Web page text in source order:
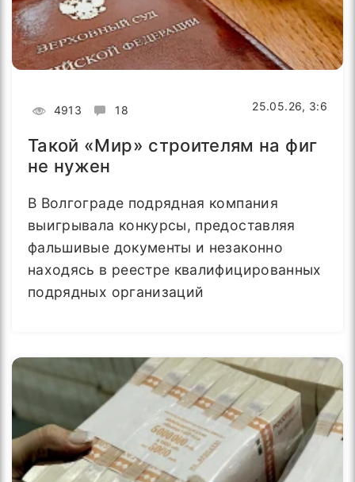
4913 18 25.05.26, 3:6
Такой «Мир» строителям на фиг
не нужен
В Волгограде подрядная компания
выигрывала конкурсы, предоставляя
фальшивые документы и незаконно
находясь в реестре квалифицированных
подрядных организаций